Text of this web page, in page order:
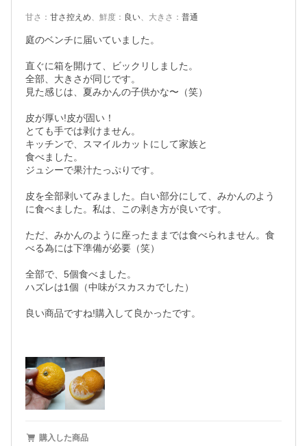
甘さ ： 甘さ控えめ、 鮮度 ： 良い、 大きさ ： 普通
庭のベンチに届いていました。
直ぐに箱を開けて、ビックリしました。
全部、大きさが同じです。
見た感じは、夏みかんの子供かな〜（笑）
皮が厚い!皮が固い！
とても手では剥けません。
キッチンで、スマイルカットにして家族と
食べました。
ジュシーで果汁たっぷりです。
皮を全部剥いてみました。白い部分にして、みかんのよう
に食べました。私は、この剥き方が良いです。
ただ、みかんのように座ったままでは食べられません。食
べる為には下準備が必要（笑）
全部で、5個食べました。
ハズレは1個（中味がスカスカでした）
良い商品ですね!購入して良かったです。
購入した商品